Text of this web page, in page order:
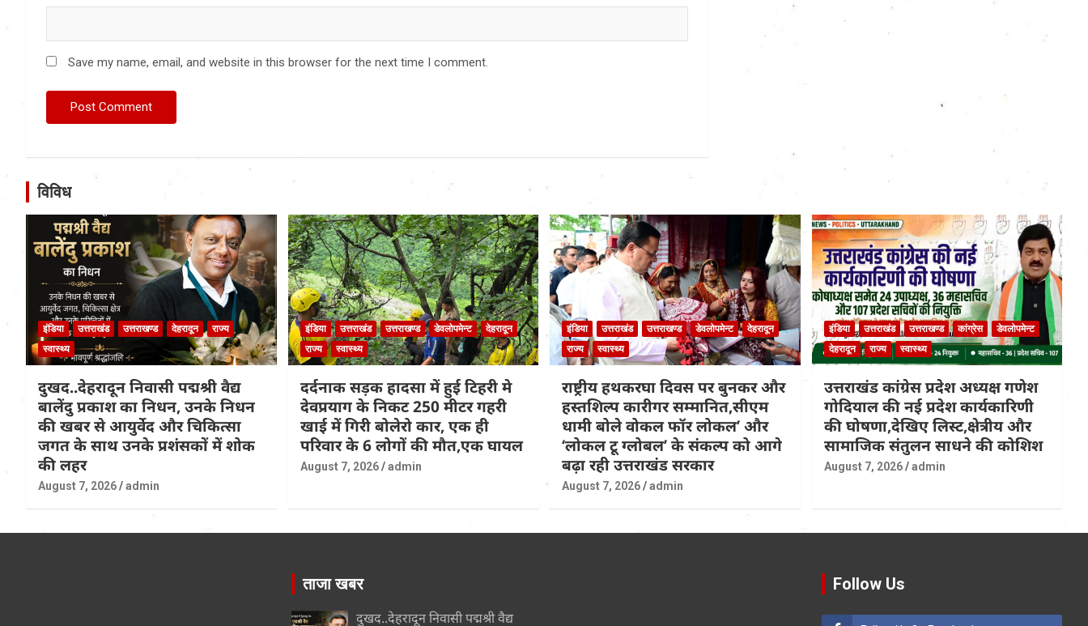
Save my name, email, and website in this browser for the next time I comment.
विविध
इंडिया उत्तराखंड उत्तराखण्ड देहरादून
राज्य
स्वास्थ्य
दुखद..देहरादून निवासी पद्मश्री वैद्य
बालेंदु प्रकाश का निधन, उनके निधन
की खबर से आयुर्वेद और चिकित्सा
जगत के साथ उनके प्रशंसकों में शोक
की लहर
August 7, 2026 admin
इंडिया उत्तराखंड उत्तराखण्ड डेवलोपमेन्ट
देहरादून
राज्य
स्वास्थ्य
दर्दनाक सड़क हादसा में हुई टिहरी मे
देवप्रयाग के निकट 250 मीटर गहरी
खाई में गिरी बोलेरो कार, एक ही
परिवार के 6 लोगों की मौत,एक घायल
August 7, 2026 admin
इंडिया उत्तराखंड उत्तराखण्ड डेवलोपमेन्ट
देहरादून
राज्य
स्वास्थ्य
राष्ट्रीय हथकरघा दिवस पर बुनकर और
हस्तशिल्प कारीगर सम्मानित,सीएम
धामी बोले वोकल फॉर लोकल’ और
‘लोकल टू ग्लोबल’ के संकल्प को आगे
बढ़ा रही उत्तराखंड सरकार
August 7, 2026 admin
इंडिया उत्तराखंड उत्तराखण्ड कांग्रेस
डेवलोपमेन्ट
देहरादून
राज्य स्वास्थ्य
उत्तराखंड कांग्रेस प्रदेश अध्यक्ष गणेश
गोदियाल की नई प्रदेश कार्यकारिणी
की घोषणा,देखिए लिस्ट,क्षेत्रीय और
सामाजिक संतुलन साधने की कोशिश
August 7, 2026 admin
ताजा खबर
दुखद..देहरादून निवासी पद्मश्री वैद्य
Follow Us